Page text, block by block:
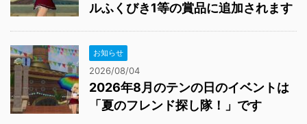
ルふくびき1等の賞品に追加されます
お知らせ
2026/08/04
2026年8月のテンの日のイベントは
「夏のフレンド探し隊！」です